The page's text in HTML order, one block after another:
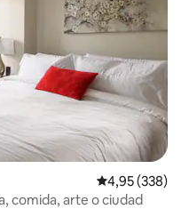
Calificación
4,95 (338)
comida, arte o ciudad